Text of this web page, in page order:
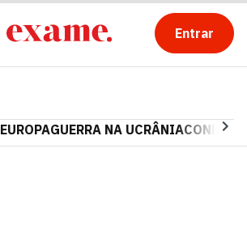
Entrar
EUROPAGUERRA NA UCRÂNIA